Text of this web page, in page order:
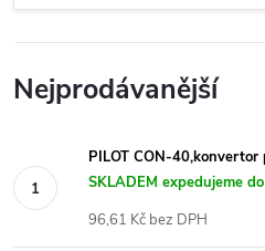
Nejprodávanější
PILOT CON-40,konvertor
SKLADEM expedujeme
96,61 Kč bez DPH